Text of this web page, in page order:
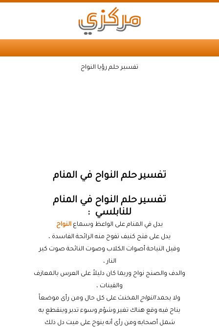
تفسير حلم رؤيا النواح
تفسير حلم النواح في المنام
تفسير حلم النواح في المنام
للنابلسي :
يدل في المنام على الواعظ وسماع النواح
يدل على فتح كنيف تفوح منه الرائحة الفاسدة ،
وقيل النياحة أصوات الكلاب وصوت النائحة صوت كير
النار ،
والدف والصنج نواح وربما كان دليلاً على العرس بالمعازف
والقينات ،
ولا يحمدالنواح المخنث على كل حال ومن رأى موضعاً
يناح فيه وقع هناك تغير وشؤم وسوء تدبر وينقطع به
شمل أصحابه ومن رأى أنه ينوح على ميت دل ذلك